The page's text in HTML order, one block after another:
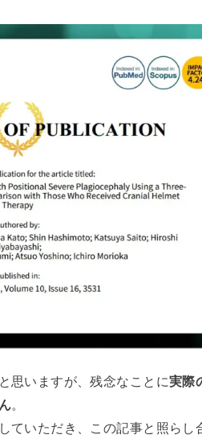
思いますが、残念なことに実際
。
ていただき、この記事と照らし